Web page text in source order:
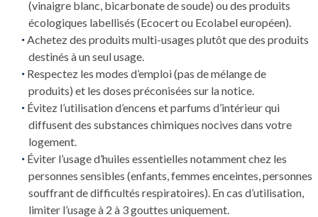
(vinaigre blanc, bicarbonate de soude) ou des produits
écologiques labellisés (Ecocert ou Ecolabel européen).
Achetez des produits multi-usages plutôt que des produits
destinés à un seul usage.
Respectez les modes d’emploi (pas de mélange de
produits) et les doses préconisées sur la notice.
Évitez l’utilisation d’encens et parfums d’intérieur qui
diffusent des substances chimiques nocives dans votre
logement.
Éviter l’usage d’huiles essentielles notamment chez les
personnes sensibles (enfants, femmes enceintes, personnes
souffrant de difficultés respiratoires). En cas d’utilisation,
limiter l’usage à 2 à 3 gouttes uniquement.